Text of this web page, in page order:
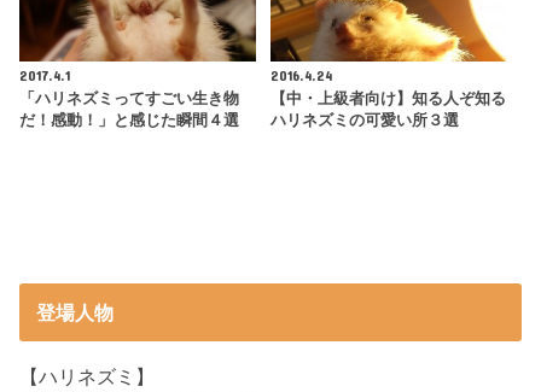
2017.4.1
「ハリネズミってすごい生き物
だ！感動！」と感じた瞬間４選
2016.4.24
【中・上級者向け】知る人ぞ知る
ハリネズミの可愛い所３選
登場人物
【ハリネズミ】